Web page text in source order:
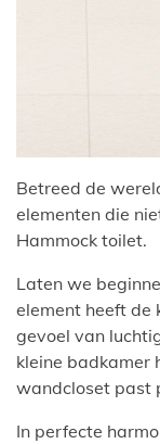
Betreed de
elementen die
Hammock toilet.
Laten we
element heeft de
gevoel van
kleine badkamer
wandcloset past
In perfecte